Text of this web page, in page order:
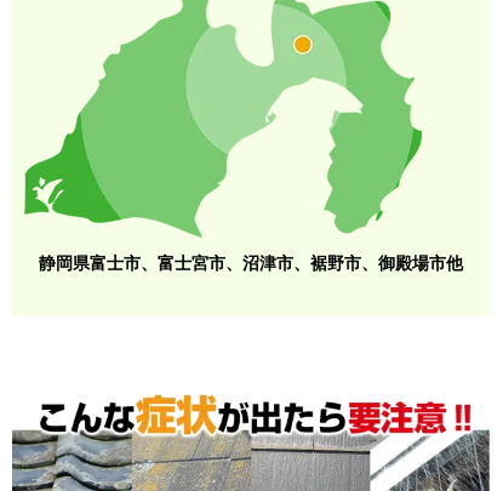
静岡県富士市、富士宮市、沼津市、裾野市、御殿場市他